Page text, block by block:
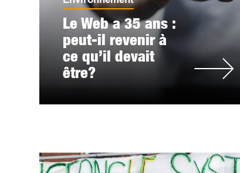
Le Web a 35 ans :
peut-il revenir à
ce qu’il devait
être?